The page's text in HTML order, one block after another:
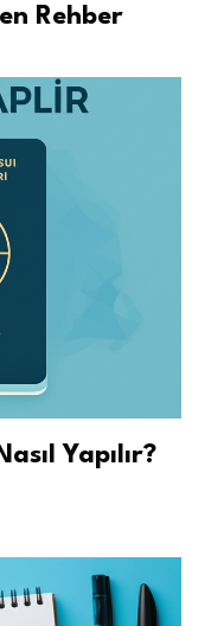
Rehber
Yapılır?